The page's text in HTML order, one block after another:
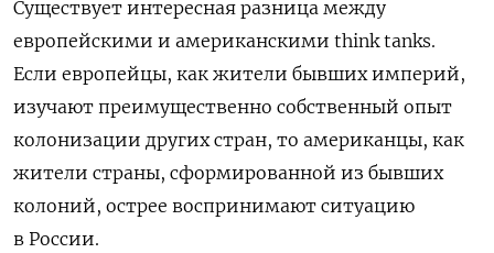
Существует интересная разница между
европейскими и американскими think tanks.
Если европейцы, как жители бывших империй,
изучают преимущественно собственный опыт
колонизации других стран, то американцы, как
жители страны, сформированной из бывших
колоний, острее воспринимают ситуацию
в России.